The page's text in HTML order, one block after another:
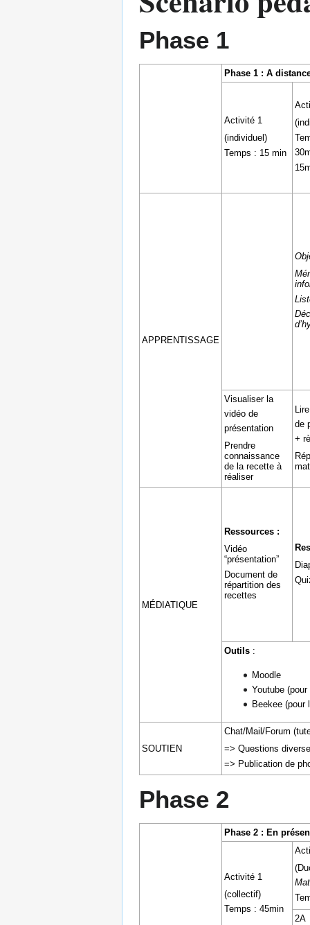
Phase 1
Phase 1 : A
Activité 1
(individuel)
Temps : 15 min
APPRENTISSAGE
Visualiser la
vidéo de
présentation
Prendre
connaissance
de la recette à
réaliser
de
+
MÉDIATIQUE
Ressources :
Vidéo
“présentation”
Document de
répartition des
recettes
Outils:
Moodle
Youtube
Beekee (pour
SOUTIEN
Chat/Mail/Forum
=> Questions
=> Publication de
Phase 2
Phase 2 : En
Activité 1
(collectif)
Temps : 45min
2A